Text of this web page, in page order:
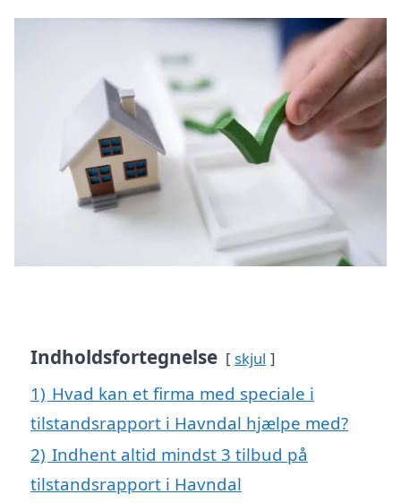
Indholdsfortegnelse skjul
1) Hvad kan et firma med speciale i
tilstandsrapport i Havndal hjælpe med?
2) Indhent altid mindst 3 tilbud på
tilstandsrapport i Havndal